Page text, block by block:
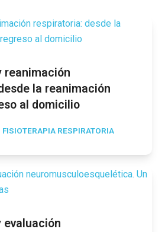
reanimación
la reanimación
al domicilio
FISIOTERAPIA RESPIRATORIA
evaluación